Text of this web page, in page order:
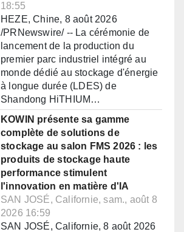
18:55
HEZE, Chine, 8 août 2026
/PRNewswire/ -- La cérémonie de
lancement de la production du
premier parc industriel intégré au
monde dédié au stockage d'énergie
à longue durée (LDES) de
Shandong HiTHIUM…
KOWIN présente sa gamme
complète de solutions de
stockage au salon FMS 2026 : les
produits de stockage haute
performance stimulent
l'innovation en matière d'IA
SAN JOSÉ, Californie, sam., août 8
2026 16:59
SAN JOSÉ, Californie, 8 août 2026